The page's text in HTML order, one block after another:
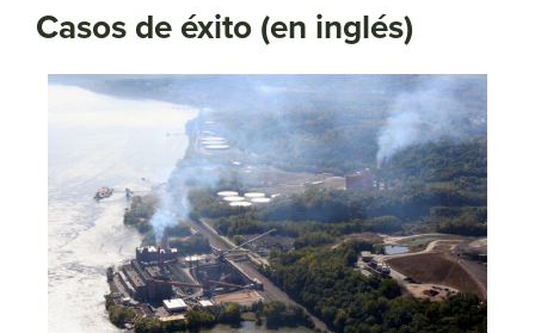
Casos de éxito (en inglés)